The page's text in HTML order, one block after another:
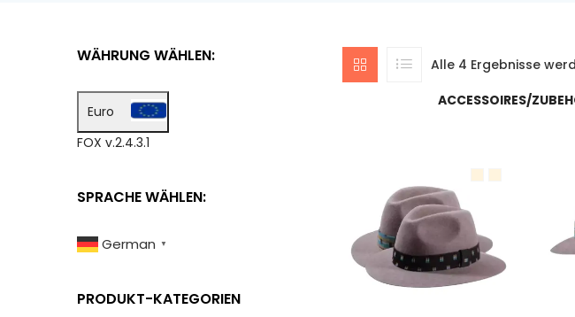
Alle 4 Ergebnisse
ACCESSOIRES/
WÄHRUNG WÄHLEN:
Euro
FOX v.2.4.3.1
SPRACHE WÄHLEN:
German ▼
PRODUKT-KATEGORIEN